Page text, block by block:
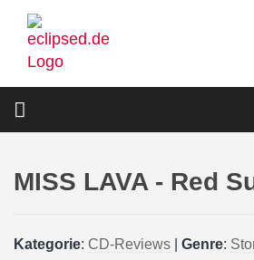
Direkt
zum
Inhalt
MISS LAVA - Red
Kategorie: CD-Reviews Genre: